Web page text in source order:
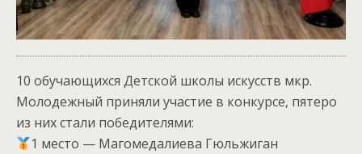
10 обучающихся Детской школы искусств мкр.
Молодежный приняли участие в конкурсе, пятеро
из них стали победителями:
1 место — Магомедалиева Гюльжиган